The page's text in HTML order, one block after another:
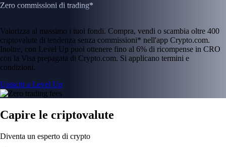
Zero commissioni di trading*
Valorizza al massimo i tuoi fondi. Compra, vendi o scambia oltre 400
criptovalute di tendenza senza commissioni* nell'app Crypto.com.
Inoltre, con Level Up puoi ottenere fino al 6% di ricompense in CRO
con la Visa prepagata di Crypto.com. Si applicano termini e
condizioni.
Unisciti a Level Up
Capire le criptovalute
Diventa un esperto di crypto